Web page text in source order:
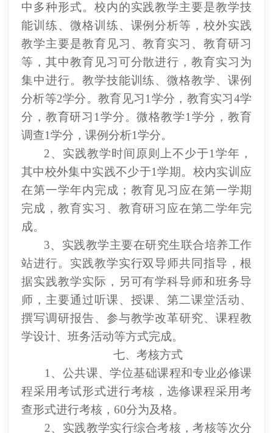
中多种形式。校内的实践教学主要是教学技
能训练、微格训练、课例分析等，校外实践
教学主要是教育见习、教育实习、教育研习
等，其中教育见习可分散进行，教育实习为
集中进行。教学技能训练、微格教学、课例
分析等2学分。教育见习1学分，教育实习4学
分，教育研习1学分。微格教学1学分，教育
调查1学分，课例分析1学分。
2、实践教学时间原则上不少于1学年，
其中校外集中实践不少于1学期。校内实训应
在第一学年内完成；教育见习应在第一学期
完成，教育实习、教育研习应在第二学年完
成。
3、实践教学主要在研究生联合培养工作
站进行。实践教学实行双导师共同指导，根
据实践教学实际，另可有学科导师和班务导
师，主要通过听课、授课、第二课堂活动、
撰写调研报告、参与教学改革研究、课程教
学设计、班务活动等方式完成。
七、考核方式
1、公共课、学位基础课程和专业必修课
程采用考试形式进行考核，选修课程采用考
查形式进行考核，60分为及格。
2、实践教学实行综合考核，考核等次分